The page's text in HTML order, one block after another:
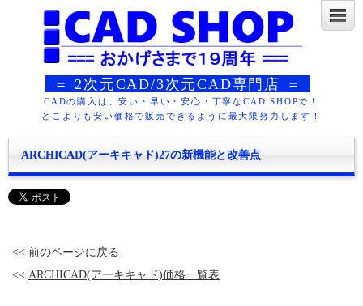
＝ 2次元CAD/3次元CAD専門店 ＝
CADの購入は、安い・早い・安心・丁寧なCAD SHOPで！
どこよりも安い価格で販売できるように最大限努力します！
ARCHICAD(アーキキャド)27の新機能と改善点
<< 前のページに戻る
<< ARCHICAD(アーキキャド)価格一覧表